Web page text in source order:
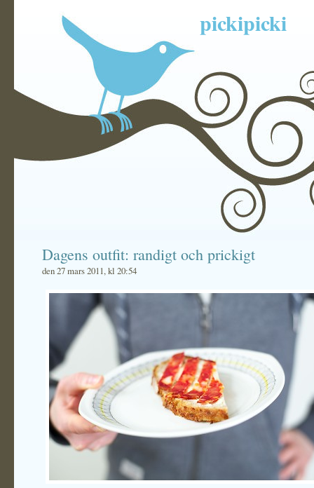
pickipicki
Dagens outfit: randigt och prickigt
den 27 mars 2011, kl 20:54